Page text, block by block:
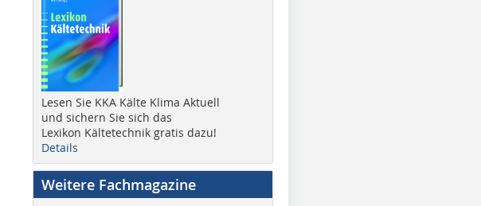
Lesen Sie KKA Kälte Klima Aktuell
und sichern Sie sich das
Lexikon Kältetechnik gratis dazu!
Details
Weitere Fachmagazine